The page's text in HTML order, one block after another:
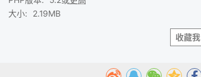
大小: 2.19MB
收藏我